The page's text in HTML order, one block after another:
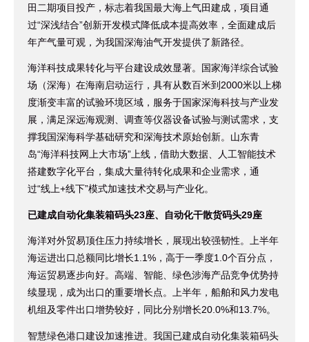
田二期项目投产，标志着我国最大海上气田建成，项目通
过“深浅结合”创新开发模式降低成本提高效率，全面建成后
年产气量可观，为我国深海油气开发提供了新路径。
海洋科技成果转化与平台建设成效显著。国家海洋综合试验
场（深海）在海南启动运行，具有从数百米到2000米以上梯
度渐变丰富的试验环境区域，服务于国家深海科技与产业发
展，满足深远海观测、调查等仪器设备试验与测试需求，支
撑我国深海科学基础研究和深海技术原始创新。山东青
岛“海洋科技网上大市场”上线，借助大数据、人工智能技术
搭建数字化平台，集成大量待转化成果和企业需求，通
过“线上+线下”模式加速技术交易与产业化。
已建成自动化集装箱码头23座、自动化干散货码头29座
海洋对外贸易顶住压力持续增长，展现出较强韧性。上半年
海运进出口总额同比增长1.1%，高于一季度1.0个百分点，
海运贸易逐步向好。高端、智能、绿色涉海产品竞争优势持
续显现，成为出口的重要增长点。上半年，船舶和风力发电
机组及零件出口增势较好，同比分别增长20.0%和13.7%。
智慧绿色港口建设加速推进。我国已建成自动化集装箱码头